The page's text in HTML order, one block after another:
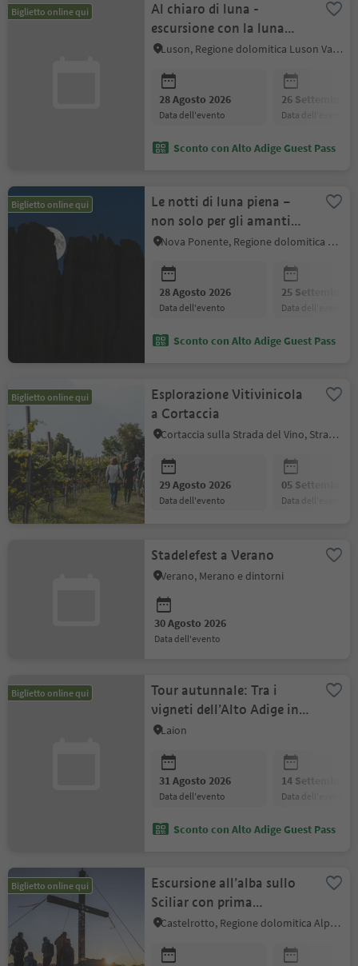
Biglietto online qui
Al chiaro di luna -
escursione con la luna
piena sull’ Alpe di
Luson, Regione dolomitica Luson Val di Funes
28 Agosto 2026
data dell'evento
26 Settembre
data dell'evento
Sconto con Alto Adige Guest Pass
Biglietto online qui
Le notti di luna piena –
non solo per gli amanti
delle stelle!
Nova Ponente, Regione dolomitica Val d'Ega
28 Agosto 2026
data dell'evento
25 Settembre
data dell'evento
Sconto con Alto Adige Guest Pass
Biglietto online qui
Esplorazione Vitivinicola
a Cortaccia
Cortaccia sulla Strada del Vino, Strada del Vino
29 Agosto 2026
data dell'evento
05 Settembre
data dell'evento
Stadelefest a Verano
Verano, Merano e dintorni
30 Agosto 2026
data dell'evento
Biglietto online qui
Tour autunnale: Tra i
vigneti dell’Alto Adige in
E-Bike
Laion
31 Agosto 2026
data dell'evento
14 Settembre
data dell'evento
Sconto con Alto Adige Guest Pass
Biglietto online qui
Escursione all’alba sullo
Sciliar con prima
colazione presso il Rifugio
Castelrotto, Regione dolomitica Alpe di Siusi